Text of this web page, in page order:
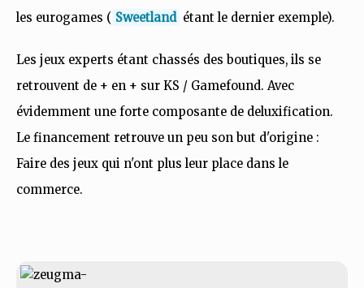
les eurogames ( Sweetland étant le dernier exemple).
Les jeux experts étant chassés des boutiques, ils se
retrouvent de + en + sur KS / Gamefound. Avec
évidemment une forte composante de deluxification.
Le financement retrouve un peu son but d'origine :
Faire des jeux qui n'ont plus leur place dans le
commerce.